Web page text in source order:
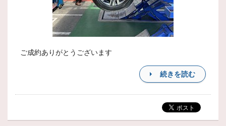
ご成約ありがとうございます
続きを読む